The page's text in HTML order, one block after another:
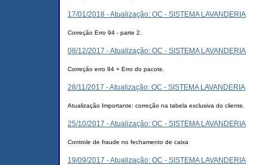
17/01/2018 - Atualização: OC - SISTEMA LAVANDERIA
Correção Erro 94 - parte 2.
08/12/2017 - Atualização: OC - SISTEMA LAVANDERIA
Correção erro 94 + Erro do pacote.
28/11/2017 - Atualização: OC - SISTEMA LAVANDERIA
Atualização Importante: correção na tabela exclusiva do cliente.
25/10/2017 - Atualização: OC - SISTEMA LAVANDERIA
Controle de fraude no fechamento de caixa
19/09/2017 - Atualização: OC - SISTEMA LAVANDERIA